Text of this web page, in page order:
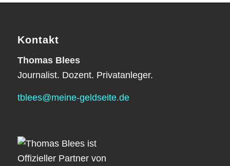
Kontakt
Thomas Blees
Journalist. Dozent. Privatanleger.
tblees@meine-geldseite.de